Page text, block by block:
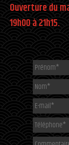
Ouverture du
19h00 à 21h15.